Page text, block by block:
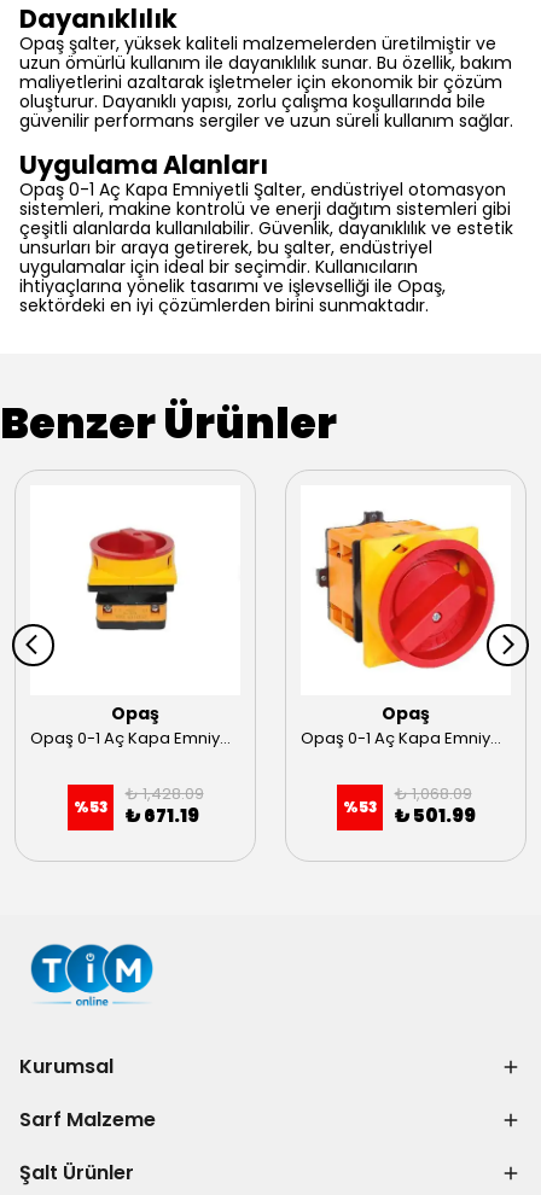
Dayanıklılık
Opaş şalter, yüksek kaliteli malzemelerden üretilmiştir ve
uzun ömürlü kullanım ile dayanıklılık sunar. Bu özellik, bakım
maliyetlerini azaltarak işletmeler için ekonomik bir çözüm
oluşturur. Dayanıklı yapısı, zorlu çalışma koşullarında bile
güvenilir performans sergiler ve uzun süreli kullanım sağlar.
Uygulama Alanları
Opaş 0-1 Aç Kapa Emniyetli Şalter, endüstriyel otomasyon
sistemleri, makine kontrolü ve enerji dağıtım sistemleri gibi
çeşitli alanlarda kullanılabilir. Güvenlik, dayanıklılık ve estetik
unsurları bir araya getirerek, bu şalter, endüstriyel
uygulamalar için ideal bir seçimdir. Kullanıcıların
ihtiyaçlarına yönelik tasarımı ve işlevselliği ile Opaş,
sektördeki en iyi çözümlerden birini sunmaktadır.
Benzer Ürünler
Opaş
Opaş 0-1 Aç Kapa Emniyetli Şalter 1X32 (66x66)
%53
₺ 1,428.09
₺ 671.19
Opaş
Opaş 0-1 Aç Kapa Emniyetli Şalter 3X32 (66x66)
%53
₺ 1,068.09
₺ 501.99
Kurumsal
Sarf Malzeme
Şalt Ürünler